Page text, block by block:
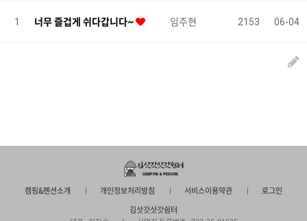
1 너무 즐겁게 쉬다갑니다~ 임주현 2153 06-04
캠핑&펜션소개 개인정보처리방침 서비스이용약관
로그인
김삿갓삿갓쉼터